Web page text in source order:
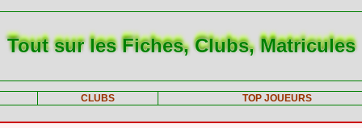
Tout sur les Fiches, Clubs, Matricules
CLUBS TOP JOUEURS